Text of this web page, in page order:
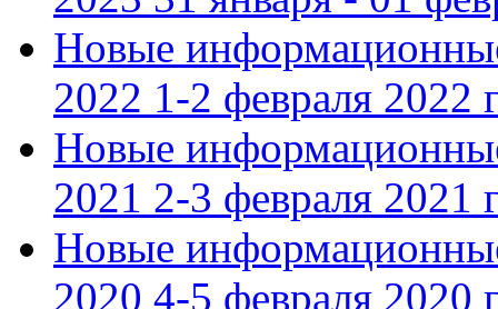
Новые
2022 1-2 февраля 2022
Новые
2021 2-3 февраля 2021
Новые
2020 4-5 февраля 2020